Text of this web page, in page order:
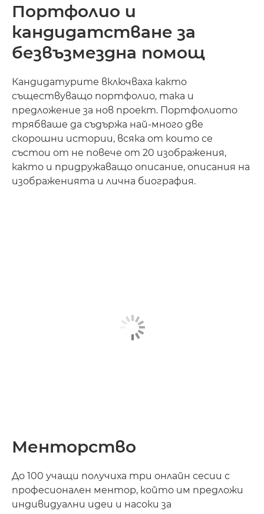
Портфолио и
кандидатстване за
безвъзмездна помощ
Кандидатурите включваха както
съществуващо портфолио, така и
предложение за нов проект. Портфолиото
трябваше да съдържа най-много две
скорошни истории, всяка от които се
състои от не повече от 20 изображения,
както и придружаващо описание, описания на
изображенията и лична биография.
Менторство
До 100 учащи получиха три онлайн сесии с
професионален ментор, който им предложи
индивидуални идеи и насоки за